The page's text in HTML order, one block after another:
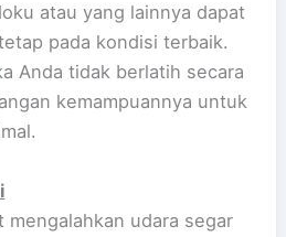
atau yang lainnya dapat
pada kondisi terbaik.
Anda tidak berlatih secara
kemampuannya untuk
mengalahkan udara segar